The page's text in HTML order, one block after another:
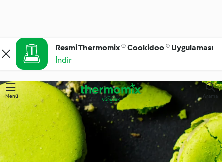
Resmi Thermomix ® Cookidoo ® Uygulaması
İndir
Menü Arama